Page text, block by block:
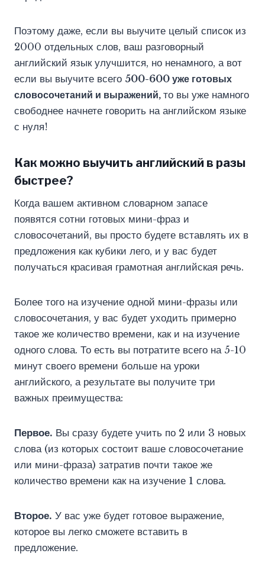
Поэтому даже, если вы выучите целый список из
2000 отдельных слов, ваш разговорный
английский язык улучшится, но ненамного, а вот
если вы выучите всего 500-600 уже готовых
словосочетаний и выражений, то вы уже намного
свободнее начнете говорить на английском языке
с нуля!
Как можно выучить английский в разы
быстрее?
Когда вашем активном словарном запасе
появятся сотни готовых мини-фраз и
словосочетаний, вы просто будете вставлять их в
предложения как кубики лего, и у вас будет
получаться красивая грамотная английская речь.
Более того на изучение одной мини-фразы или
словосочетания, у вас будет уходить примерно
такое же количество времени, как и на изучение
одного слова. То есть вы потратите всего на 5-10
минут своего времени больше на уроки
английского, а результате вы получите три
важных преимущества:
Первое. Вы сразу будете учить по 2 или 3 новых
слова (из которых состоит ваше словосочетание
или мини-фраза) затратив почти такое же
количество времени как на изучение 1 слова.
Второе. У вас уже будет готовое выражение,
которое вы легко сможете вставить в
предложение.